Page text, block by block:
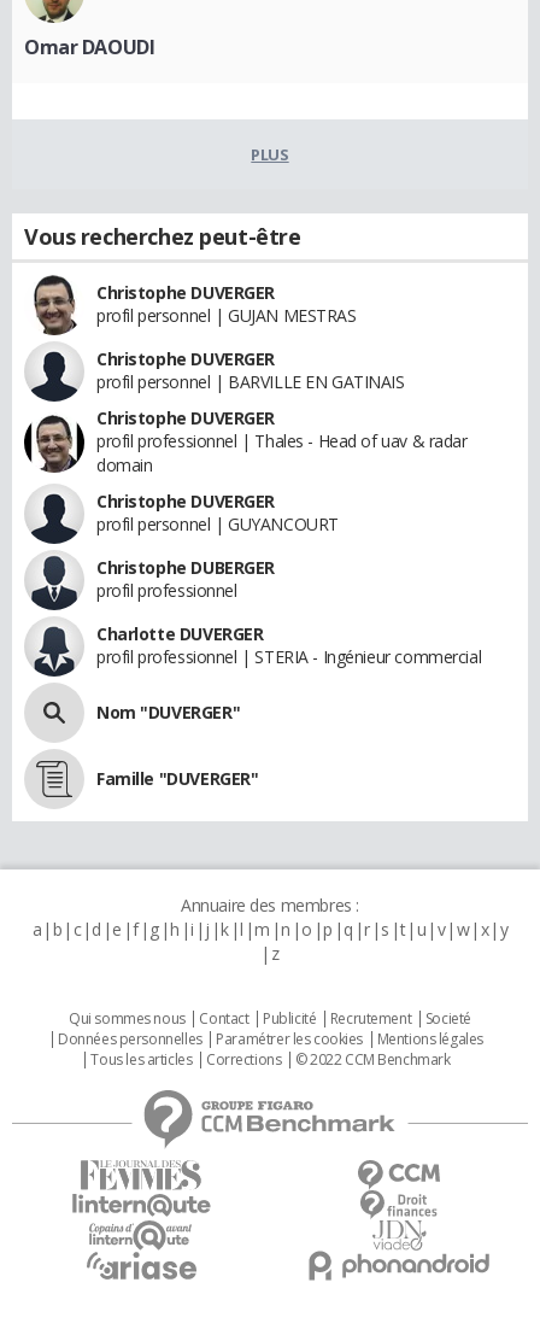
Omar DAOUDI
PLUS
Vous recherchez peut-être
Christophe DUVERGER
profil personnel | GUJAN MESTRAS
Christophe DUVERGER
profil personnel | BARVILLE EN GATINAIS
Christophe DUVERGER
profil professionnel | Thales - Head of uav & radar
domain
Christophe DUVERGER
profil personnel | GUYANCOURT
Christophe DUBERGER
profil professionnel
Charlotte DUVERGER
profil professionnel | STERIA - Ingénieur commercial
Nom "DUVERGER"
Famille "DUVERGER"
Annuaire des membres :
a b c d e f g h i j k l m n o p q r s t u v w x y
z
Qui sommes nous Contact Publicité Recrutement
Societé
Données personnelles
Paramétrer les cookies
Mentions légales
Tous les articles
Corrections © 2022 CCM Benchmark